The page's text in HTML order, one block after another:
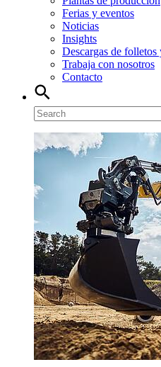
Ferias y eventos
Noticias
Insights
Descargas de folletos
Trabaja con nosotros
Contacto